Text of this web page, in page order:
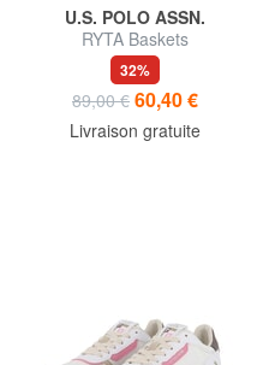
U.S. POLO ASSN.
RYTA Baskets
32%
89,00 € 60,40 €
Livraison gratuite